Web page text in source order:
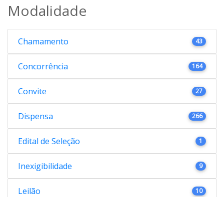
Modalidade
Chamamento 43
Concorrência 164
Convite 27
Dispensa 266
Edital de Seleção 1
Inexigibilidade 9
Leilão 10